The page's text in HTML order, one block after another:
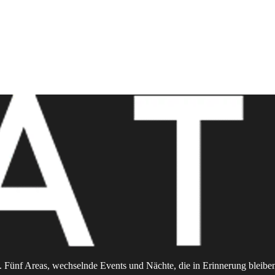
Areas, wechselnde Events und Nächte, die in Erinnerung